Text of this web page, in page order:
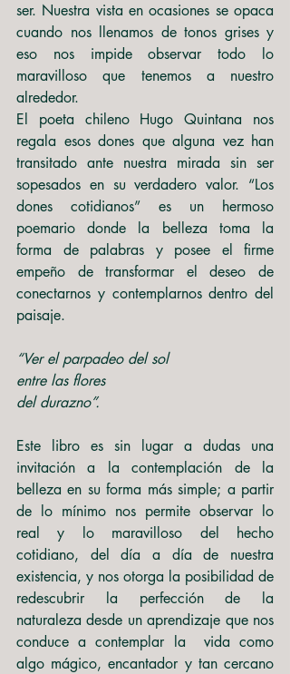
ser. Nuestra vista en ocasiones se opaca
cuando nos llenamos de tonos grises y
eso nos impide observar todo lo
maravilloso que tenemos a nuestro
alrededor.
El poeta chileno Hugo Quintana nos
regala esos dones que alguna vez han
transitado ante nuestra mirada sin ser
sopesados en su verdadero valor. “Los
dones cotidianos” es un hermoso
poemario donde la belleza toma la
forma de palabras y posee el firme
empeño de transformar el deseo de
conectarnos y contemplarnos dentro del
paisaje.
“Ver el parpadeo del sol
entre las flores
del durazno”.
Este libro es sin lugar a dudas una
invitación a la contemplación de la
belleza en su forma más simple; a partir
de lo mínimo nos permite observar lo
real y lo maravilloso del hecho
cotidiano, del día a día de nuestra
existencia, y nos otorga la posibilidad de
redescubrir la perfección de la
naturaleza desde un aprendizaje que nos
conduce a contemplar la  vida como
algo mágico, encantador y tan cercano